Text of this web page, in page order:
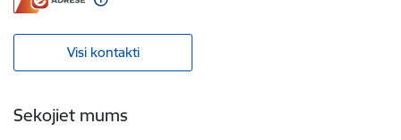
Visi kontakti
Sekojiet mums